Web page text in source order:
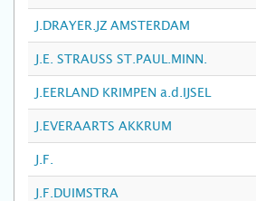
J.DRAYER.JZ AMSTERDAM
J.E. STRAUSS ST.PAUL.MINN.
J.EERLAND KRIMPEN a.d.IJSEL
J.EVERAARTS AKKRUM
J.F.
J.F.DUIMSTRA